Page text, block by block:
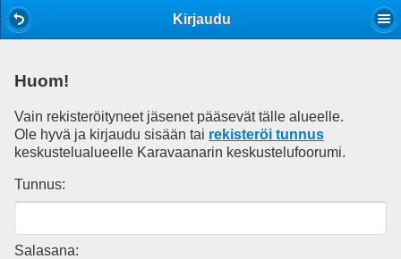
Kirjaudu
Huom!
Vain rekisteröityneet jäsenet pääsevät tälle alueelle.
Ole hyvä ja kirjaudu sisään tai rekisteröi tunnus
keskustelualueelle Karavaanarin keskustelufoorumi.
Tunnus:
Salasana: